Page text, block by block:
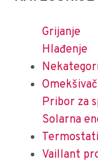
Grijanje
Hlađenje
Pribor za
Solarna
Vaillant